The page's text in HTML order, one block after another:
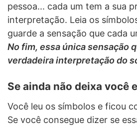
pessoa... cada um tem a sua
interpretação. Leia os
guarde a sensação que cada
No fim, essa única sensação
verdadeira interpretação do
Se ainda não deixa você
Você leu os símbolos e ficou
Se você consegue dizer se